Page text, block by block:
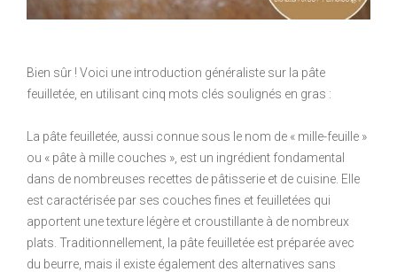
Bien sûr ! Voici une introduction généraliste sur la pâte
feuilletée, en utilisant cinq mots clés soulignés en gras :
La pâte feuilletée, aussi connue sous le nom de « mille-feuille »
ou « pâte à mille couches », est un ingrédient fondamental
dans de nombreuses recettes de pâtisserie et de cuisine. Elle
est caractérisée par ses couches fines et feuilletées qui
apportent une texture légère et croustillante à de nombreux
plats. Traditionnellement, la pâte feuilletée est préparée avec
du beurre, mais il existe également des alternatives sans